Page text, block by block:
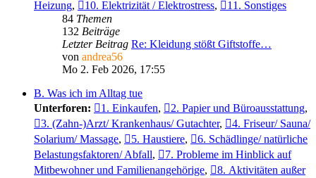
Heizung, 10. Elektrizität / Elektrostress,
11. Sonstiges
84 Themen
132 Beiträge
Letzter Beitrag Re: Kleidung stößt Giftstoffe…
von andrea56
Mo 2. Feb 2026, 17:55
B. Was ich im Alltag tue
Unterforen:
1. Einkaufen, 2. Papier und Büroausstattung,
3. (Zahn-)Arzt/ Krankenhaus/ Gutachter,
4. Friseur/ Sauna/
Solarium/ Massage, 5. Haustiere,
6. Schädlinge/ natürliche
Belastungsfaktoren/ Abfall,
7. Probleme im Hinblick auf
Mitbewohner und Familienangehörige,
8. Aktivitäten außer